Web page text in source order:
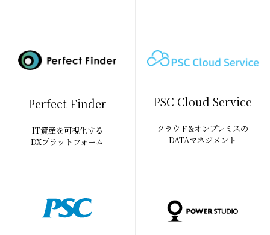
Perfect Finder
IT資産を可視化する
DXプラットフォーム
PSC Cloud Service
クラウド&オンプレミスの
DATAマネジメント